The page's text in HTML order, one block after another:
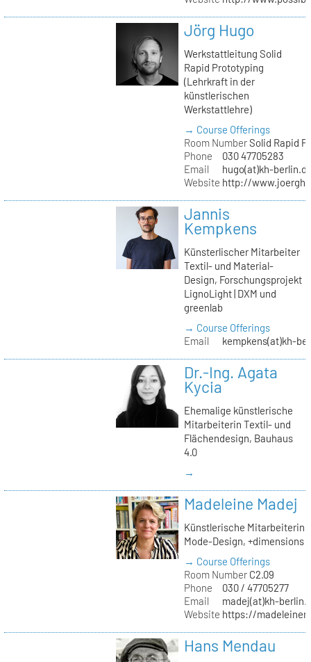
Jörg Hugo
Werkstattleitung Solid
Rapid Prototyping
(Lehrkraft in der
künstlerischen
Werkstattlehre)
→ Course Offerings
Room NumberSolid Rapid
Phone
030 47705283
Email
hugo(at)kh-
Website http://
Jannis
Kempkens
Künsterlischer Mitarbeiter
Textil- und Material-
Design, Forschungsprojekt
LignoLight | DXM und
greenlab
→ Course Offerings
Email
kempkens(at)kh-
Dr.-Ing. Agata
Kycia
Ehemalige künstlerische
Mitarbeiterin Textil- und
Flächendesign, Bauhaus
4.0
→
Madeleine Madej
Künstlerische Mitarbeiterin
Mode-Design, +dimensions
→ Course Offerings
Room NumberC2.09
Phone
030 / 47705277
Email
madej(at)kh-
Website https://
Hans Mendau